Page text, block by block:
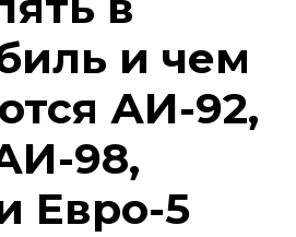
и чем
АИ-92,
98,
Евро-5